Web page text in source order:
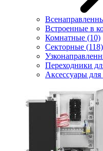
Встроенные в
Комнатные (10)
Секторные (118)
Переходники
Аксессуары для